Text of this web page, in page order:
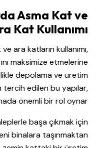
Asma Kat ve
Kat Kullanımı
ara katların kullanımı,
maksimize etmelerine
depolama ve üretim
tercih edilen bu yapılar,
önemli bir rol oynar.
başa çıkmak için
binalara taşınmaktan